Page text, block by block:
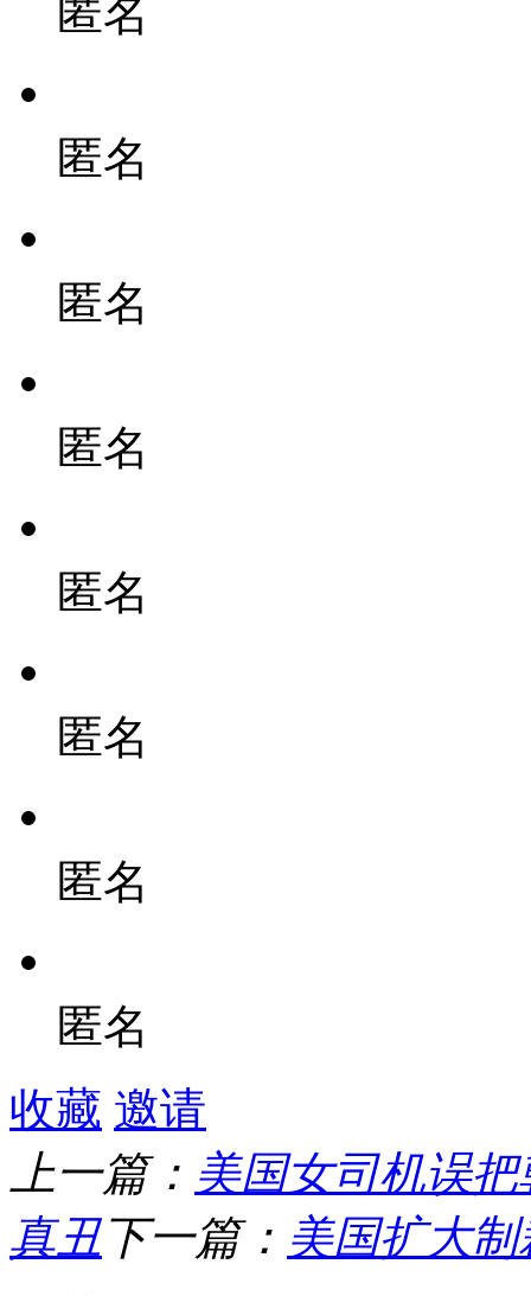
匿名
匿名
匿名
匿名
匿名
匿名
匿名
匿名
收藏 邀请
上一篇： 美国女司机误
真丑下一篇： 美国扩大